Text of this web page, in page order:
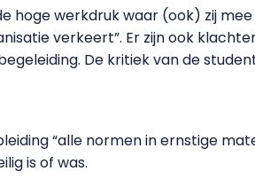
hoge werkdruk waar (ook) zij
verkeert”. Er zijn ook
De kritiek van de
“alle normen in ernstige
is of was.